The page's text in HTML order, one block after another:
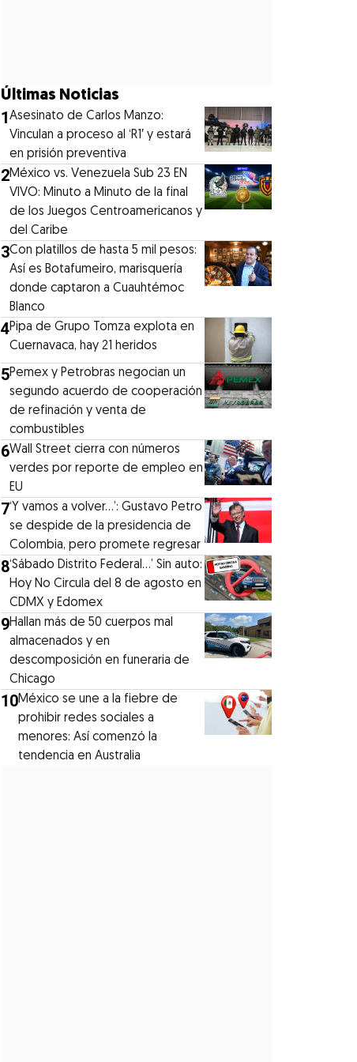
Últimas Noticias
1Asesinato de Carlos Manzo:
Vinculan a proceso al ‘R1′ y estará
en prisión preventiva
2México vs. Venezuela Sub 23 EN
VIVO: Minuto a Minuto de la final
de los Juegos Centroamericanos y
del Caribe
3Con platillos de hasta 5 mil pesos:
Así es Botafumeiro, marisquería
donde captaron a Cuauhtémoc
Blanco
4Pipa de Grupo Tomza explota en
Cuernavaca, hay 21 heridos
5Pemex y Petrobras negocian un
segundo acuerdo de cooperación
de refinación y venta de
combustibles
6Wall Street cierra con números
verdes por reporte de empleo en
EU
7‘Y vamos a volver…’: Gustavo Petro
se despide de la presidencia de
Colombia, pero promete regresar
8‘Sábado Distrito Federal...’ Sin auto:
Hoy No Circula del 8 de agosto en
CDMX y Edomex
9Hallan más de 50 cuerpos mal
almacenados y en
descomposición en funeraria de
Chicago
10México se une a la fiebre de
prohibir redes sociales a
menores: Así comenzó la
tendencia en Australia